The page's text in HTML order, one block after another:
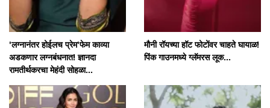
'लग्नानंतर होईलच प्रेम'फेम काव्या
अडकणार लग्नबंधनात! ज्ञानदा
रामतीर्थकरचा मेहंदी सोहळा...
मौनी रॉयच्या हॉट फोटोंवर चाहते घायाळ!
पिंक गाउनमध्ये ग्लॅमरस लूक...